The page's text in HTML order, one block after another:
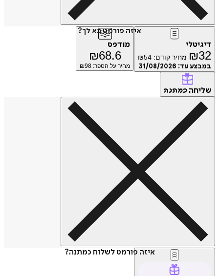
איזה פורמט בא לך?
דיגיטלי
₪32 מחיר קודם: ₪54
במבצע עד: 31/08/2026
מודפס
₪68.6
מחיר על הספר: ₪ 98
שליחה כמתנה
איזה פורמט לשלוח כמתנה?